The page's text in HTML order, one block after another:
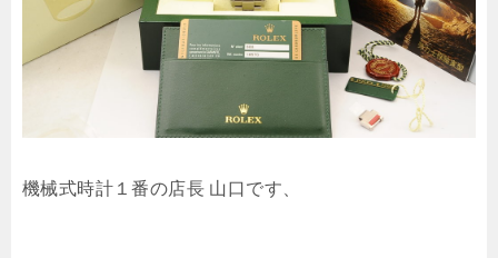
機械式時計１番の店長 山口です、